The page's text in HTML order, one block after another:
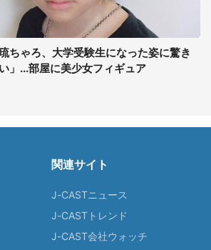
ちゃろ、大学受験生になった姿に驚き
」...部屋に美少女フィギュア
関連サイト
J-CASTニュース
J-CASTトレンド
J-CAST会社ウォッチ